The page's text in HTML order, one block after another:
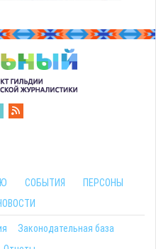
СОБЫТИЯ
ПЕРСОНЫ
Законодательная база